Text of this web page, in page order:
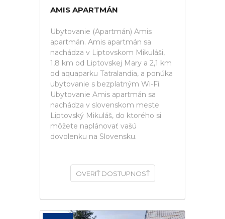
AMIS APARTMÁN
Ubytovanie (Apartmán) Amis
apartmán. Amis apartmán sa
nachádza v Liptovskom Mikuláši,
1,8 km od Liptovskej Mary a 2,1 km
od aquaparku Tatralandia, a ponúka
ubytovanie s bezplatným Wi-Fi.
Ubytovanie Amis apartmán sa
nachádza v slovenskom meste
Liptovský Mikuláš, do ktorého si
môžete naplánovať vašú
dovolenku na Slovensku.
OVERIŤ DOSTUPNOSŤ